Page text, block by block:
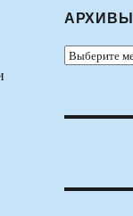
АРХИВЫ
Архивы